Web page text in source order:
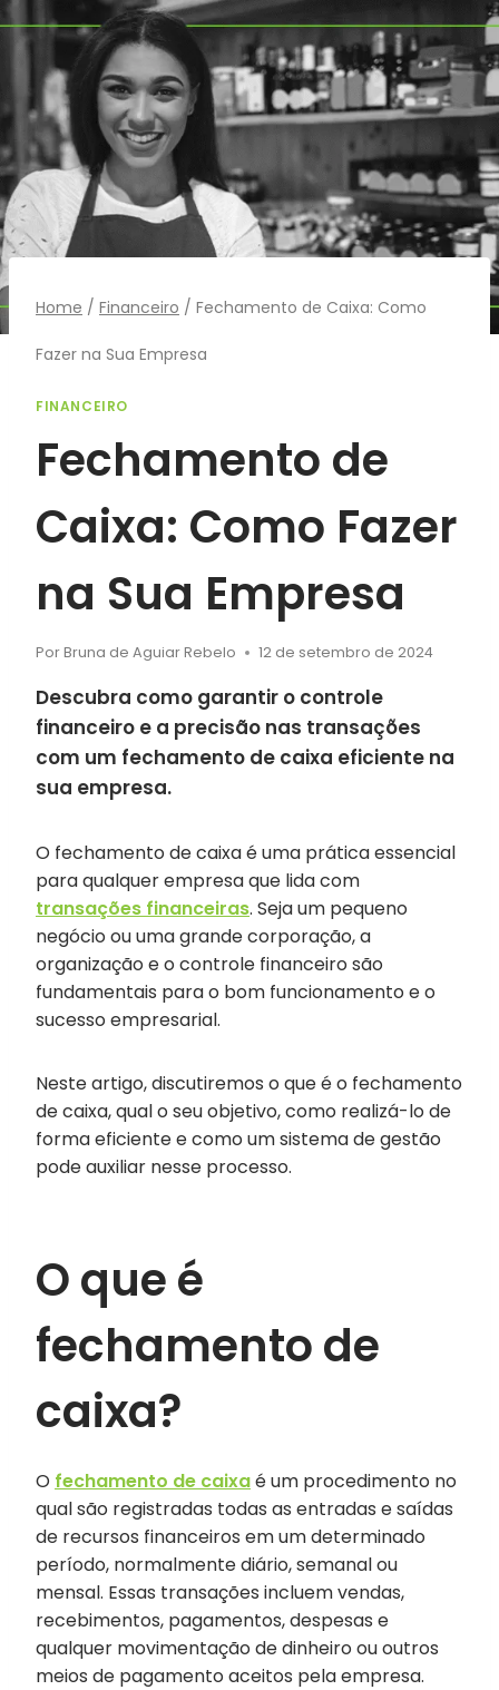
para
Conteúdo
Home / Financeiro / Fechamento de Caixa: Como
Fazer na Sua Empresa
FINANCEIRO
Fechamento de
Caixa: Como Fazer
na Sua Empresa
PorBruna de Aguiar Rebelo 12 de setembro de 2024
Descubra como garantir o controle
financeiro e a precisão nas transações
com um fechamento de caixa eficiente na
sua empresa.
O fechamento de caixa é uma prática essencial
para qualquer empresa que lida com
transações financeiras. Seja um pequeno
negócio ou uma grande corporação, a
organização e o controle financeiro são
fundamentais para o bom funcionamento e o
sucesso empresarial.
Neste artigo, discutiremos o que é o fechamento
de caixa, qual o seu objetivo, como realizá-lo de
forma eficiente e como um sistema de gestão
pode auxiliar nesse processo.
O que é
fechamento de
caixa?
O fechamento de caixaé um procedimento no
qual são registradas todas as entradas e saídas
de recursos financeiros em um determinado
período, normalmente diário, semanal ou
mensal. Essas transações incluem vendas,
recebimentos, pagamentos, despesas e
qualquer movimentação de dinheiro ou outros
meios de pagamento aceitos pela empresa.